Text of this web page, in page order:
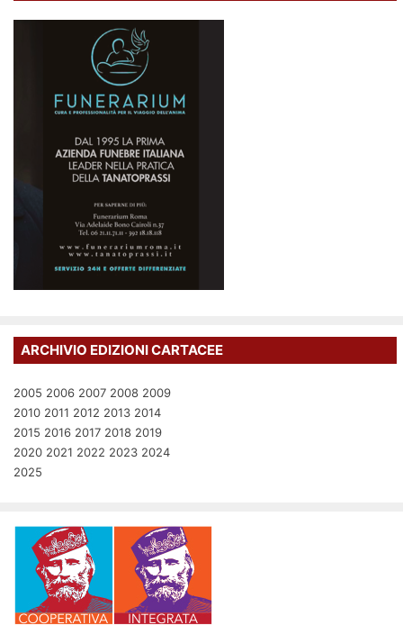
ARCHIVIO EDIZIONI CARTACEE
2005 2006 2007 2008 2009
2010 2011 2012 2013 2014
2015 2016 2017 2018 2019
2020 2021 2022 2023 2024
2025